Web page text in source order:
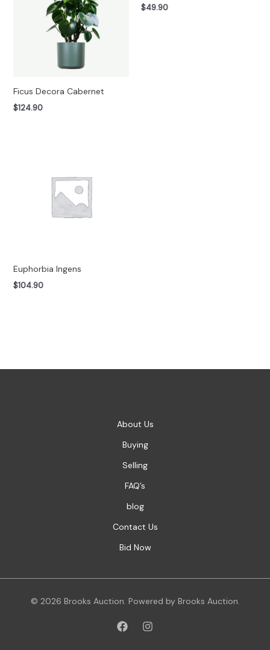
Ficus Decora Cabernet
$124.90
$49.90
Euphorbia Ingens
$104.90
About Us
Buying
Selling
FAQ’s
blog
Contact Us
Bid Now
© 2026 Brooks Auction. Powered by Brooks Auction.